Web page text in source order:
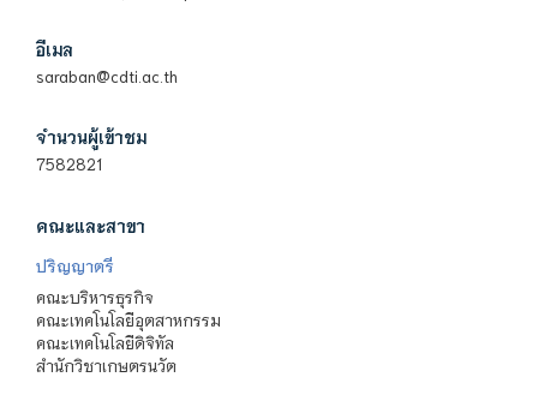
อีเมล
saraban@cdti.ac.th
จำนวนผู้เข้าชม
7582821
คณะและสาขา
ปริญญาตรี
คณะบริหารธุรกิจ
คณะเทคโนโลยีอุตสาหกรรม
คณะเทคโนโลยีดิจิทัล
สำนักวิชาเกษตรนวัต